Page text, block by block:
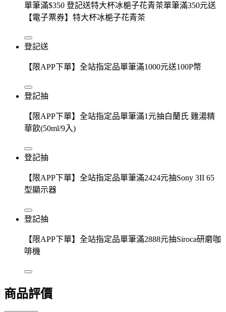
單筆滿$350 登記送特大杯冰梔子花青茶單筆滿350元送
【電子票券】特大杯冰梔子花青茶
登記送
【限APP下單】全站指定品單筆滿1000元送100P幣
登記抽
【限APP下單】全站指定品單筆滿1元抽白蘭氏 雞湯精
華飲(50ml/9入)
登記抽
【限APP下單】全站指定品單筆滿2424元抽Sony 3II 65
型顯示器
登記抽
【限APP下單】全站指定品單筆滿2888元抽Siroca研磨咖
啡機
商品評價